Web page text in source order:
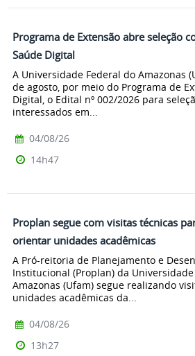
Programa de Extensão abre seleção
Saúde Digital
A Universidade Federal do Amazonas
de agosto, por meio do Programa de
Digital, o Edital nº 002/2026 para
interessados em...
04/08/26
14h47
Proplan segue com visitas técnicas
orientar unidades acadêmicas
A Pró-reitoria de Planejamento e
Institucional (Proplan) da
Amazonas (Ufam) segue realizando
unidades acadêmicas da...
04/08/26
13h27